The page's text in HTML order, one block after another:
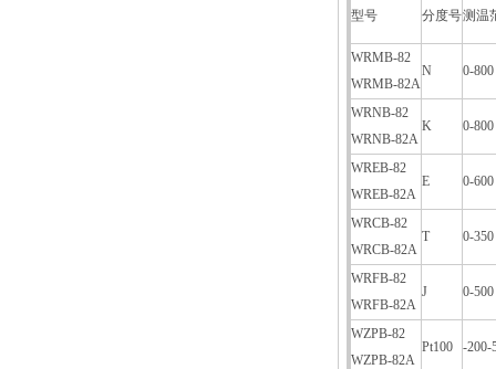
型号 分度号测温
WRMB-82
WRMB-82A
N 0-800
WRNB-82
WRNB-82A
K 0-800
WREB-82
WREB-82A
E 0-600
WRCB-82
WRCB-82A
T 0-350
WRFB-82
WRFB-82A
J 0-500
WZPB-82
WZPB-82A
Pt100 -200-